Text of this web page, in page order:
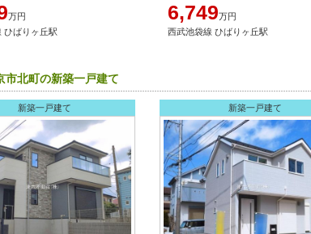
万円
ひばりヶ丘駅
6,749万円
西武池袋線 ひばりヶ丘駅
市北町の新築一戸建て
新築一戸建て 新築一戸建て